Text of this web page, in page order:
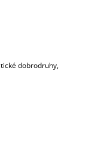
dobrodruhy,